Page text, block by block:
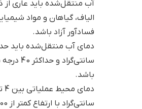
آب منتقل‌شده باید عاری از
الیاف، گیاهان و مواد
فسادآور آزاد باشد.
سانتی‌گراد و
باشد.